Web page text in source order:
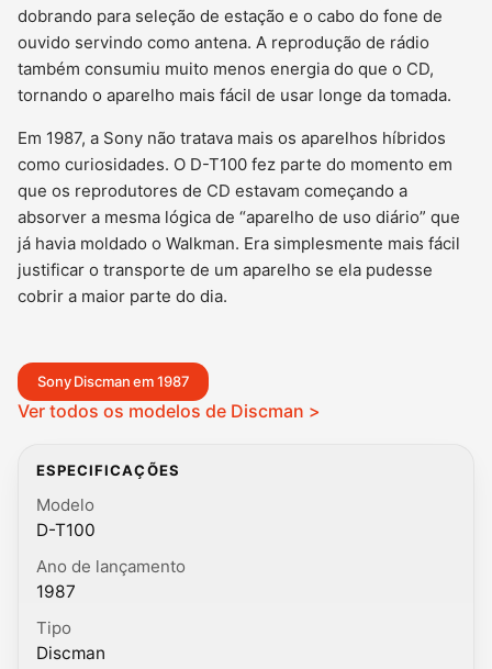
dobrando para seleção de estação e o cabo do fone de
ouvido servindo como antena. A reprodução de rádio
também consumiu muito menos energia do que o CD,
tornando o aparelho mais fácil de usar longe da tomada.
Em 1987, a Sony não tratava mais os aparelhos híbridos
como curiosidades. O D-T100 fez parte do momento em
que os reprodutores de CD estavam começando a
absorver a mesma lógica de “aparelho de uso diário” que
já havia moldado o Walkman. Era simplesmente mais fácil
justificar o transporte de um aparelho se ela pudesse
cobrir a maior parte do dia.
Sony Discman em 1987
Ver todos os modelos de Discman >
ESPECIFICAÇÕES
Modelo
D-T100
Ano de lançamento
1987
Tipo
Discman